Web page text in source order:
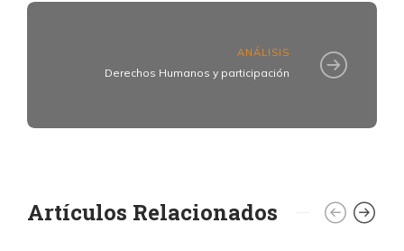
ANÁLISIS
Derechos Humanos y participación
Artículos Relacionados